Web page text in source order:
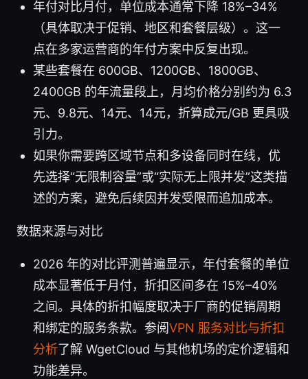
年付对比月付，单位成本通常下降 18%–34%
（具体取决于促销、地区和套餐层级）。这一
点在多家运营商的年付方案中反复出现。
某些套餐在 600GB、1200GB、1800GB、
2400GB 的年流量段上，月均价格分别约为 6.3
元、9.8元、14元、14元，折算成元/GB 更具吸
引力。
如果你需要跨区域节点和多设备同时在线，优
先选择“无限制容量”或“实际无上限并发”这类描
述的方案，避免后续因并发受限而追加成本。
数据来源与对比
2026 年的对比评测普遍显示，年付套餐的单位
成本显著低于月付，折扣区间多在 15%–40%
之间。具体的折扣幅度取决于厂商的促销周期
和绑定的服务条款。参阅VPN 服务对比与折扣
分析了解 WgetCloud 与其他机场的定价逻辑和
功能差异。